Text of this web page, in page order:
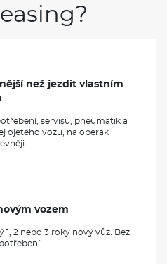
než jezdit vlastním
servisu, pneumatik a
ojetého vozu, na operák
vozem
1, 2 nebo 3 roky nový vůz. Bez